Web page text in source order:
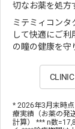
切なお薬を処方
ミテミィコン
して快適にご利
の瞳の健康を守
* 2026年3月末時
療実績（お薬の発
計算） *** n数